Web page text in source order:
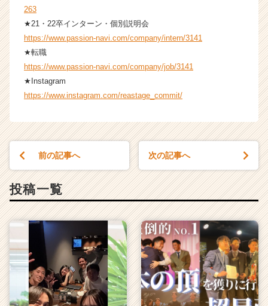
263
★21・22卒インターン・個別説明会
https://www.passion-navi.com/company/intern/3141
★転職
https://www.passion-navi.com/company/job/3141
★Instagram
https://www.instagram.com/reastage_commit/
前の記事へ 次の記事へ
投稿一覧